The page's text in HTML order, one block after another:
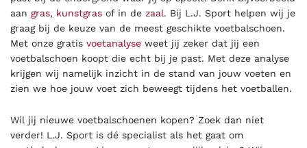
aan gras, kunstgras of in de zaal. Bij L.J. Sport helpen wij je
graag bij de keuze van de meest geschikte voetbalschoen.
Met onze gratis voetanalyse weet jij zeker dat jij een
voetbalschoen koopt die echt bij je past. Met deze analyse
krijgen wij namelijk inzicht in de stand van jouw voeten en
zien we hoe jouw voet zich beweegt tijdens het voetballen.
Wil jij nieuwe voetbalschoenen kopen? Zoek dan niet
verder! L.J. Sport is dé specialist als het gaat om